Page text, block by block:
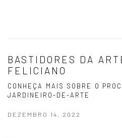
BASTIDORES DA
FELICIANO
CONHEÇA MAIS SOBRE O
JARDINEIRO-DE-ARTE
DEZEMBRO 14, 2022